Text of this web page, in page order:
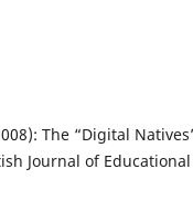
The “Digital
Journal of